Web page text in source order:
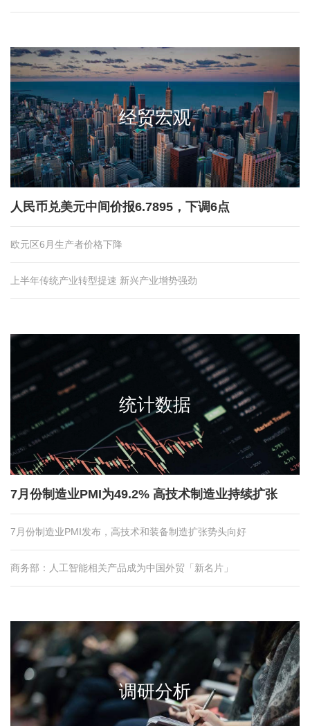
经贸宏观
人民币兑美元中间价报6.7895，下调6点
欧元区6月生产者价格下降
上半年传统产业转型提速 新兴产业增势强劲
统计数据
7月份制造业PMI为49.2% 高技术制造业持续扩张
7月份制造业PMI发布，高技术和装备制造扩张势头向好
商务部：人工智能相关产品成为中国外贸「新名片」
调研分析